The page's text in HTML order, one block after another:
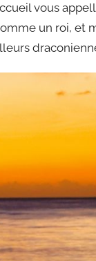
vous
un roi,